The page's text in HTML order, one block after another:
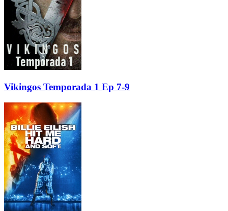
Vikingos Temporada 1 Ep 7-9